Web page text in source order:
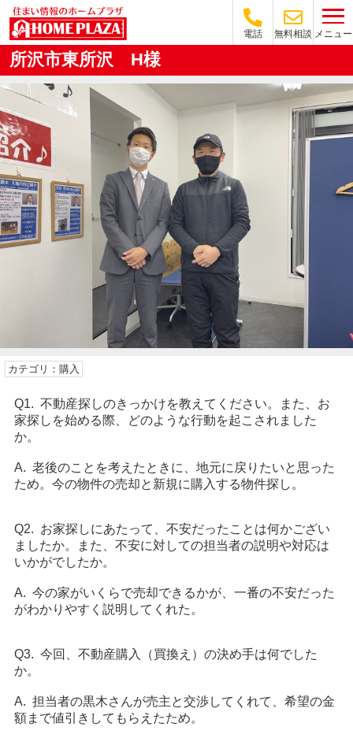
電話 無料相談 メニュー
所沢市東所沢 H様
カテゴリ：購入
Q1. 不動産探しのきっかけを教えてください。また、お
家探しを始める際、どのような行動を起こされました
か。
A. 老後のことを考えたときに、地元に戻りたいと思った
ため。今の物件の売却と新規に購入する物件探し。
Q2. お家探しにあたって、不安だったことは何かござい
ましたか。また、不安に対しての担当者の説明や対応は
いかがでしたか。
A. 今の家がいくらで売却できるかが、一番の不安だった
がわかりやすく説明してくれた。
Q3. 今回、不動産購入（買換え）の決め手は何でした
か。
A. 担当者の黒木さんが売主と交渉してくれて、希望の金
額まで値引きしてもらえたため。